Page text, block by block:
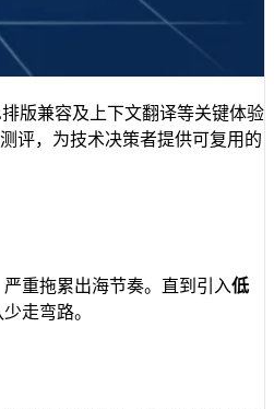
版兼容及上下文翻译等关键体验
评，为技术决策者提供可复用的
重拖累出海节奏。直到引入低
走弯路。